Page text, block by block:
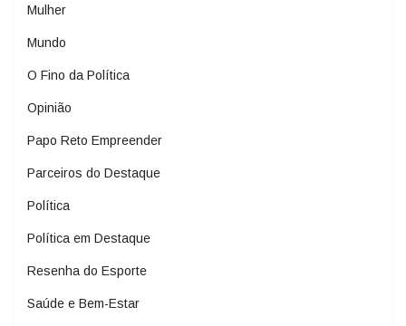
Mulher
Mundo
O Fino da Política
Opinião
Papo Reto Empreender
Parceiros do Destaque
Política
Política em Destaque
Resenha do Esporte
Saúde e Bem-Estar